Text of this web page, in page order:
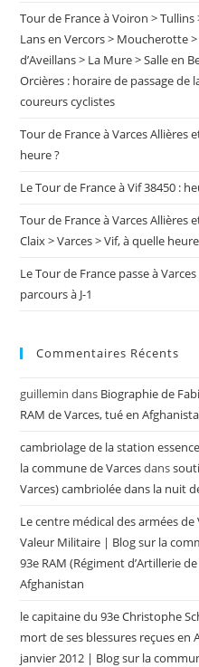
Tour de France à Voiron > Tullins
Lans en Vercors > Moucherotte
d’Aveillans > La Mure > Salle en
Orcières : horaire de passage de
coureurs cyclistes
Tour de France à Varces Allières
heure ?
Le Tour de France à Vif 38450 :
Tour de France à Varces Allières
Claix > Varces > Vif, à quelle
Le Tour de France passe à
parcours à J-1
Commentaires Récents
guillemin dans Biographie de
RAM de Varces, tué en
cambriolage de la station
la commune de Varcesdans
Varces) cambriolée dans la nuit
Le centre médical des armées
Valeur Militaire | Blog sur la
93e RAM (Régiment d’Artillerie
Afghanistan
le capitaine du 93e Christophe
mort de ses blessures reçues en
janvier 2012 | Blog sur la